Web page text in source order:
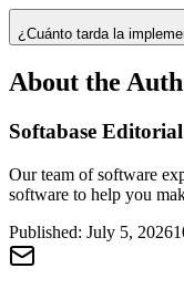
¿Cuánto tarda la
About the
Softabase
Our team of software
software to help you
Published: July 5, 2026